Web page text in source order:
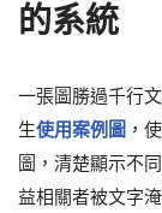
的系統
一張圖勝過千行
生使用案例圖 ，
圖，清楚顯示不
益相關者被文字